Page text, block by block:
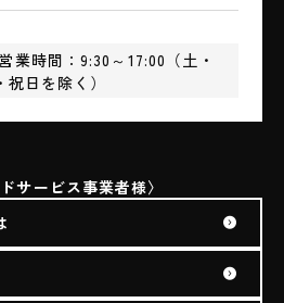
業時間：9:30～17:00（土・
祝日を除く）
サービス事業者様